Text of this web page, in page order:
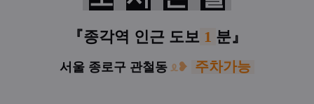
『종각역 인근 도보1 분』
서울 종로구 관철동ᦸ❥ 주차가능